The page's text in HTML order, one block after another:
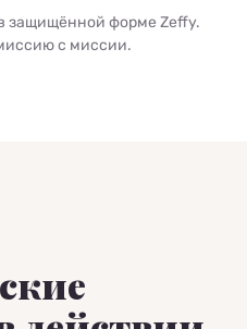
защищённой форме Zeffy.
с миссии.